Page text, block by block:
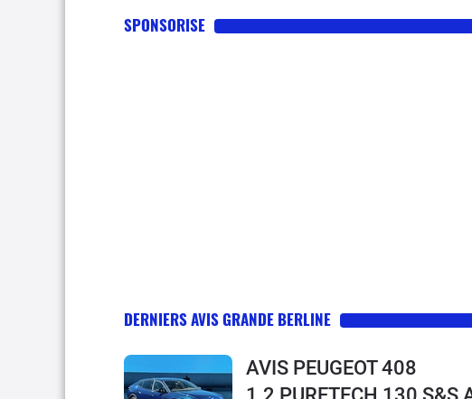
SPONSORISE
DERNIERS AVIS GRANDE BERLINE
AVIS PEUGEOT 408